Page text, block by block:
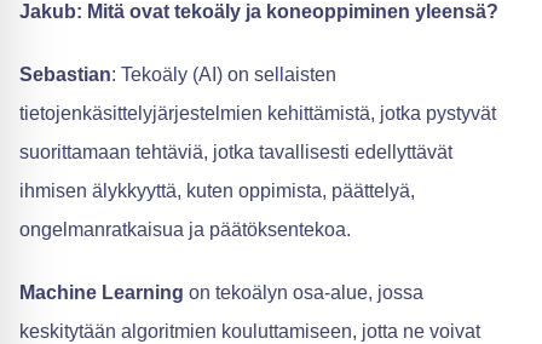
Jakub: Mitä ovat tekoäly ja koneoppiminen yleensä?
Sebastian: Tekoäly (AI) on sellaisten
tietojenkäsittelyjärjestelmien kehittämistä, jotka pystyvät
suorittamaan tehtäviä, jotka tavallisesti edellyttävät
ihmisen älykkyyttä, kuten oppimista, päättelyä,
ongelmanratkaisua ja päätöksentekoa.
Machine Learning on tekoälyn osa-alue, jossa
keskitytään algoritmien kouluttamiseen, jotta ne voivat